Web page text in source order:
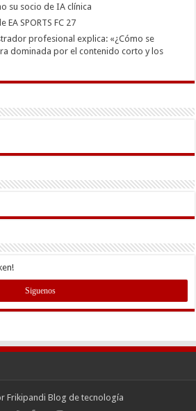
su socio de IA clínica
SPORTS FC 27
profesional explica: «¿Cómo se
dominada por el contenido corto y los
Siguenos
Frikipandi Blog de tecnología